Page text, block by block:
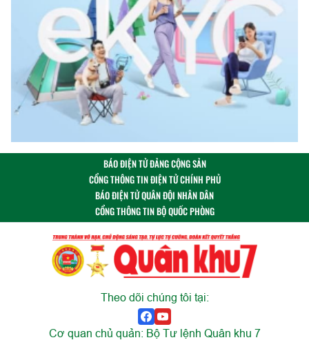
BÁO ĐIỆN TỬ ĐẢNG CỘNG SẢN
CỔNG THÔNG TIN ĐIỆN TỬ CHÍNH PHỦ
BÁO ĐIỆN TỬ QUÂN ĐỘI NHÂN DÂN
CỔNG THÔNG TIN BỘ QUỐC PHÒNG
Theo dõi chúng tôi tại:
Cơ quan chủ quản: Bộ Tư lệnh Quân khu 7